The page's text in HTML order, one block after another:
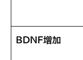
BDNF増加